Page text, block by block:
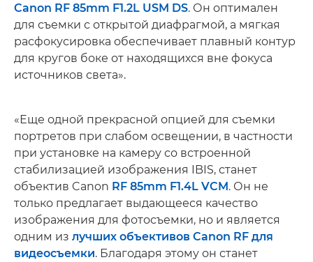
Canon RF 85mm F1.2L USM DS. Он оптимален
для съемки с открытой диафрагмой, а мягкая
расфокусировка обеспечивает плавный контур
для кругов боке от находящихся вне фокуса
источников света».
«Еще одной прекрасной опцией для съемки
портретов при слабом освещении, в частности
при установке на камеру со встроенной
стабилизацией изображения IBIS, станет
объектив Canon RF 85mm F1.4L VCM. Он не
только предлагает выдающееся качество
изображения для фотосъемки, но и является
одним из лучших объективов Canon RF для
видеосъемки. Благодаря этому он станет